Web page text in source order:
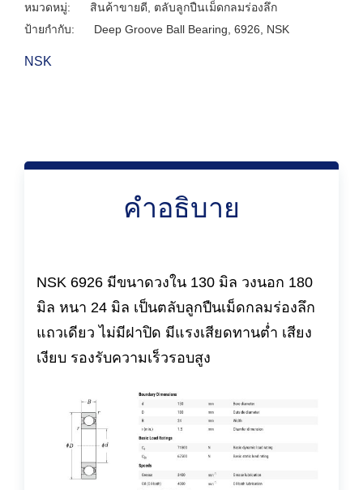
หมวดหมู่: สินค้าขายดี
ตลับลูกปืนเม็ดกลมร่องลึก
ป้ายกำกับ:
Deep Groove Ball Bearing 6926 NSK
NSK
คำอธิบาย
NSK 6926 มีขนาดวงใน 130 มิล วงนอก 180
มิล หนา 24 มิล เป็นตลับลูกปืนเม็ดกลมร่องลึก
แถวเดียว ไม่มีฝาปิด มีแรงเสียดทานต่ำ เสียง
เงียบ รองรับความเร็วรอบสูง